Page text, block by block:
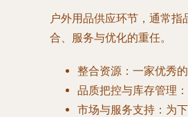
户外用品供应环节，通常指
合、服务与优化的重任。
整合资源 ：一家优秀
品质把控与库存管理
市场与服务支持 ：为